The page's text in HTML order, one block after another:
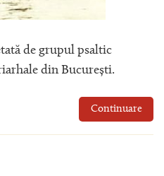
de grupul psaltic
din București.
Continuare